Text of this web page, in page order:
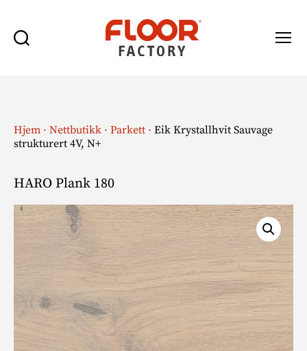
Hjem · Nettbutikk · Parkett · Eik Krystallhvit Sauvage
strukturert 4V, N+
HARO Plank 180